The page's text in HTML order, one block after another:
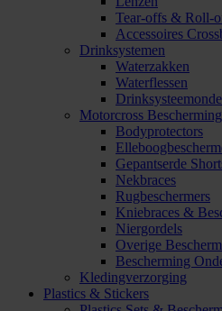
Tear-offs & Roll-
Accessoires
Drinksystemen
Waterzakken
Waterflessen
Motorcross Bescherming
Bodyprotectors
Gepantserde
Nekbraces
Rugbeschermers
Kniebraces &
Niergordels
Overige
Bescherming
Kledingverzorging
Plastics & Stickers